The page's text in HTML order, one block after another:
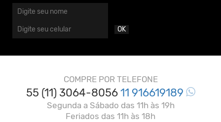
OK
COMPRE POR TELEFONE
55 (11) 3064-805611 916619189
Segunda a Sábado das 11h às 19h
Feriados das 11h às 18h